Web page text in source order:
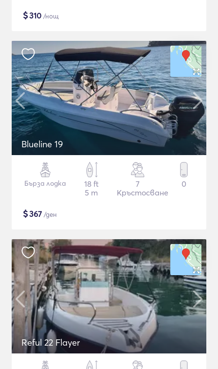
$310 /нощ
Blueline 19
Бърза лодка
18 ft
5 m
7
Кръстосване
0
$367 /ден
Reful 22 Flayer